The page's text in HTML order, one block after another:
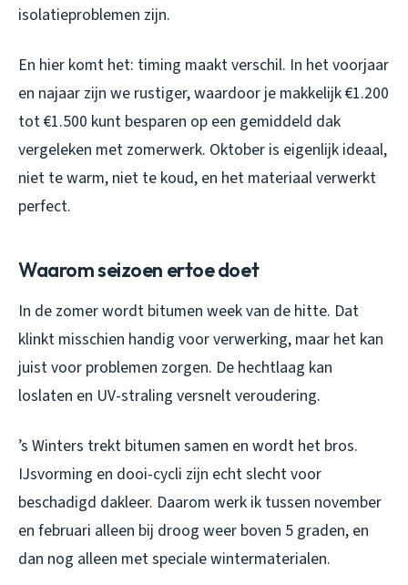
isolatieproblemen zijn.
En hier komt het: timing maakt verschil. In het voorjaar
en najaar zijn we rustiger, waardoor je makkelijk €1.200
tot €1.500 kunt besparen op een gemiddeld dak
vergeleken met zomerwerk. Oktober is eigenlijk ideaal,
niet te warm, niet te koud, en het materiaal verwerkt
perfect.
Waarom seizoen ertoe doet
In de zomer wordt bitumen week van de hitte. Dat
klinkt misschien handig voor verwerking, maar het kan
juist voor problemen zorgen. De hechtlaag kan
loslaten en UV-straling versnelt veroudering.
’s Winters trekt bitumen samen en wordt het bros.
IJsvorming en dooi-cycli zijn echt slecht voor
beschadigd dakleer. Daarom werk ik tussen november
en februari alleen bij droog weer boven 5 graden, en
dan nog alleen met speciale wintermaterialen.